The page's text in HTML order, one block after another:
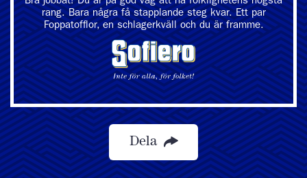
rang. Bara några få stapplande steg kvar. Ett par
Foppatofflor, en schlagerkväll och du är framme.
Dela